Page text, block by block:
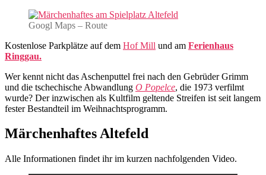
Googl Maps – Route
Kostenlose Parkplätze auf dem Hof Mill und am Ferienhaus
Ringgau.
Wer kennt nicht das Aschenputtel frei nach den Gebrüder Grimm
und die tschechische Abwandlung O Popelce, die 1973 verfilmt
wurde? Der inzwischen als Kultfilm geltende Streifen ist seit langem
fester Bestandteil im Weihnachtsprogramm.
Märchenhaftes Altefeld
Alle Informationen findet ihr im kurzen nachfolgenden Video.